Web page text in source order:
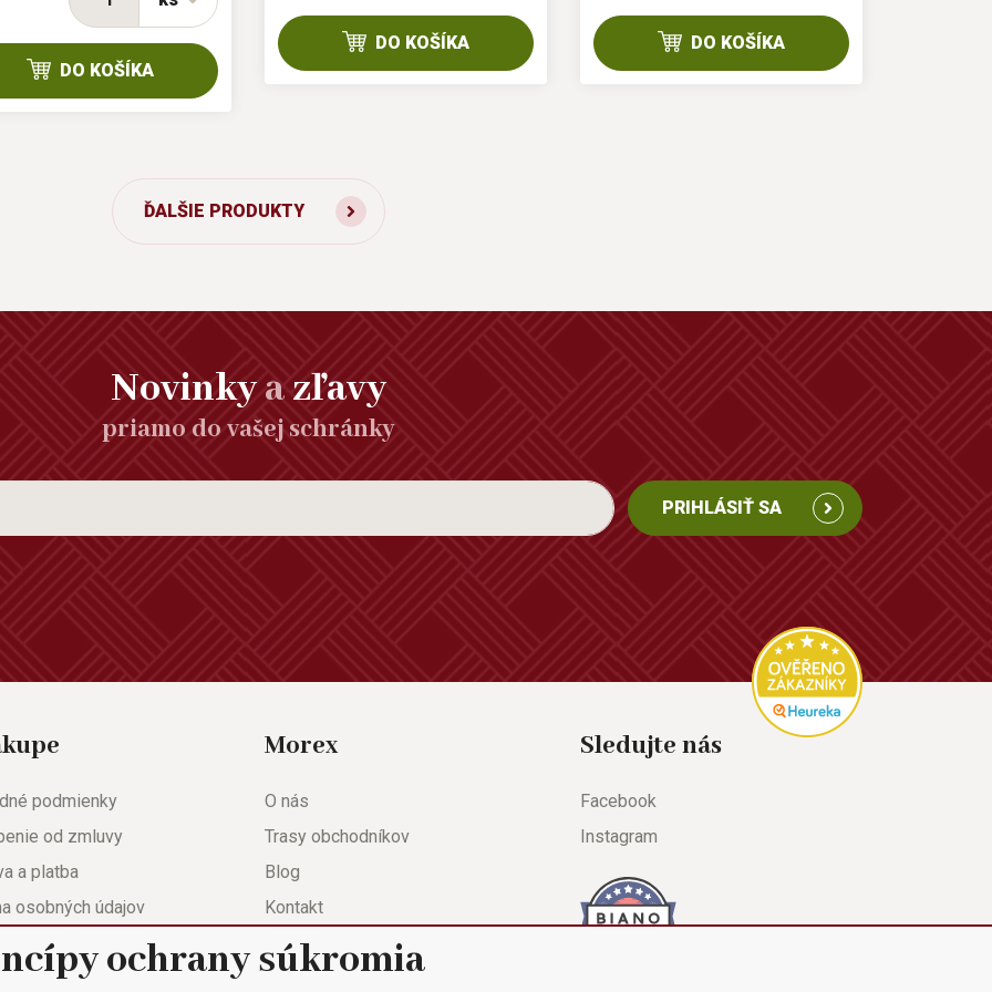
DO KOŠÍKA
DO KOŠÍKA DO KOŠÍKA
ĎALŠIE PRODUKTY
Novinkyazľavy
priamo do vašej schránky
PRIHLÁSIŤ SA
podmienky
od zmluvy
a platba
osobných údajov
list
Morex
O nás
Trasy obchodníkov
Blog
Kontakt
Nastavenie súkromia
Sledujte nás
Facebook
Instagram
ochrany súkromia